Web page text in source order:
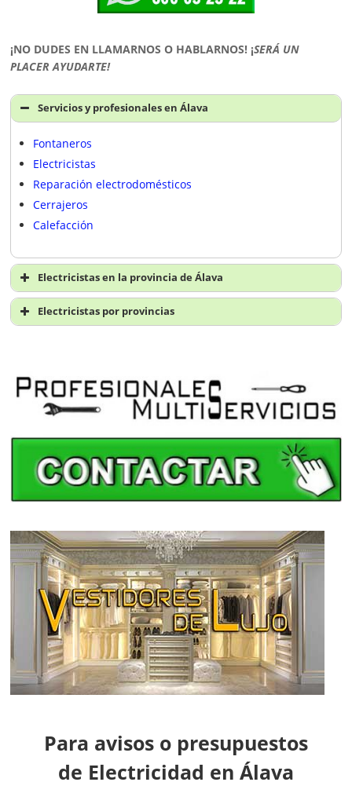
¡NO DUDES EN LLAMARNOS O HABLARNOS! ¡SERÁ UN
PLACER AYUDARTE!
Servicios y profesionales en Álava
Fontaneros
Electricistas
Reparación electrodomésticos
Cerrajeros
Calefacción
Electricistas en la provincia de Álava
Electricistas en Álava
Electricistas por provincias
Electricistas Alicante
Electricistas Almería
Electricistas Asturias
Electricistas Ávila
Electricistas Badajoz
Electricistas Baleares
Electricistas Burgos
Electricistas Cáceres
Electricistas Cádiz
Electricistas Cantabria
Electricistas Castellón
Electricistas Ceuta
Electricistas Ciudad Real
Electricistas Córdoba
Electricistas Girona
Electricistas Granada
Electricistas Guadalajara
Para avisos o presupuestos
de Electricidad en Álava